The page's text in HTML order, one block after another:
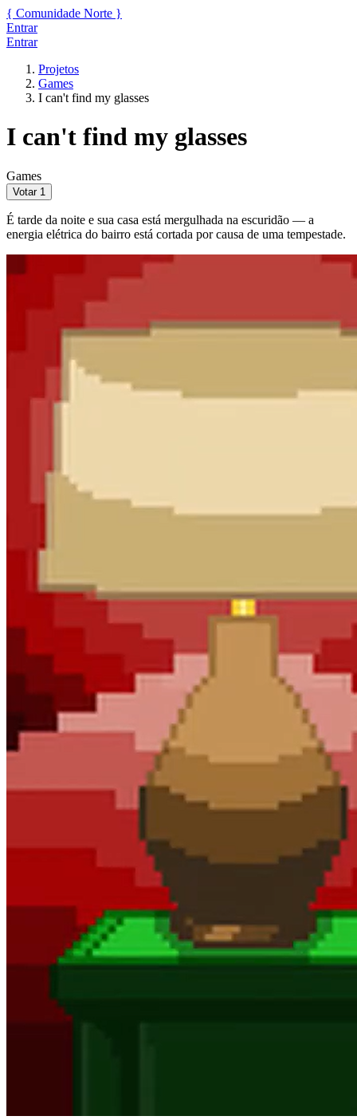
{ Comunidade Norte }
Entrar
Entrar
Projetos
Games
I can't find my glasses
I can't find my glasses
Games
Votar 1
É tarde da noite e sua casa está mergulhada na escuridão — a
energia elétrica do bairro está cortada por causa de uma tempestade.